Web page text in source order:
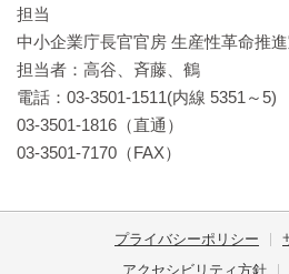
担当
中小企業庁長官官房 生産性革命推
担当者：高谷、斉藤、鶴
電話：03-3501-1511(内線 5351～5)
03-3501-1816（直通）
03-3501-7170（FAX）
プライバシーポリシー
アクセシビリティ方針